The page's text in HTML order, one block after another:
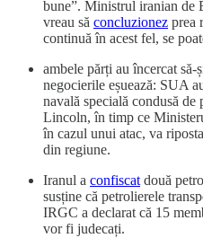
bune”. Ministrul iranian de
vreau să concluzionez prea
continuă în acest fel, se
ambele părți au încercat să-
negocierile eșuează: SUA
navală specială condusă
Lincoln, în timp ce
în cazul unui atac, va
din regiune.
Iranul a confiscat două
susține că petrolierele
IRGC a declarat că 15
vor fi judecați.